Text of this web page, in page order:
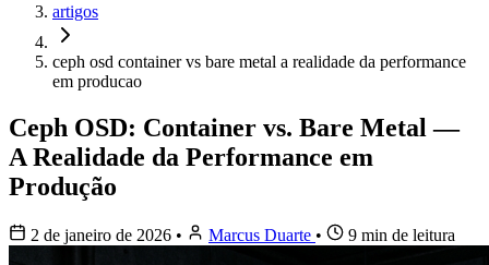
artigos
ceph osd container vs bare metal a realidade da performance
em producao
Ceph OSD: Container vs. Bare Metal —
A Realidade da Performance em
Produção
2 de janeiro de 2026 • Marcus Duarte • 9 min de leitura